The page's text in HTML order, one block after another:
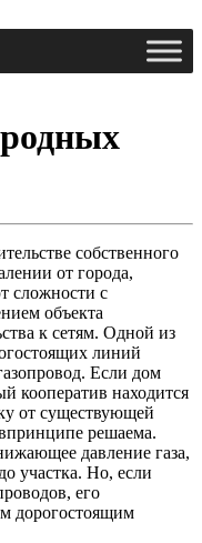
собственного
от города,
сложности с
объекта
к сетям. Одной из
линий
Если дом
кооператив находится
от существующей
решаема.
давление газа,
участка. Но, если
его
дорогостоящим